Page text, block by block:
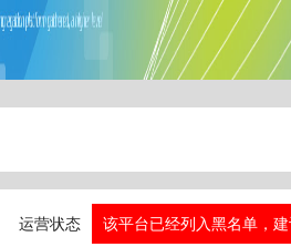
运营状态 该平台已经列入黑名单，